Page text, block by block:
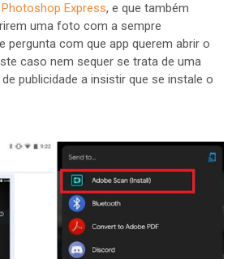
Express, e que também
uma foto com a sempre
pergunta com que app querem abrir o
caso nem sequer se trata de uma
publicidade a insistir que se instale o